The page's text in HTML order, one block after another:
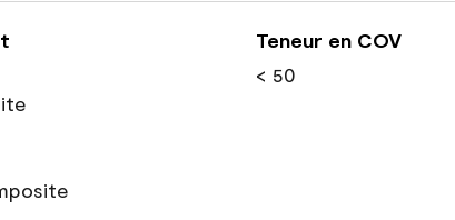
Teneur en COV
< 50